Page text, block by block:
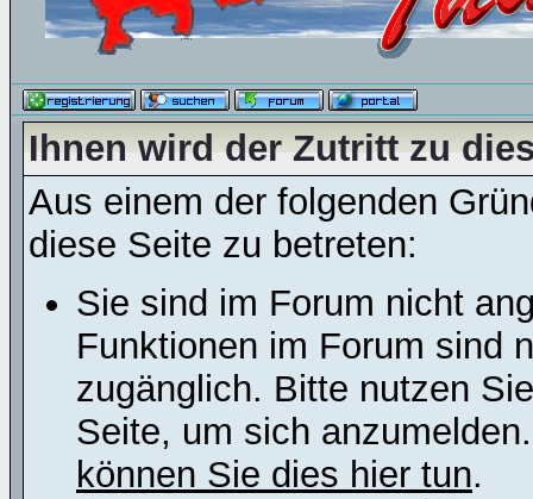
Ihnen wird der Zutritt zu
Aus einem der folgenden
diese Seite zu betreten:
Sie sind im Forum nicht
Funktionen im Forum sind
zugänglich. Bitte nutzen
Seite, um sich
können Sie dies hier tun.